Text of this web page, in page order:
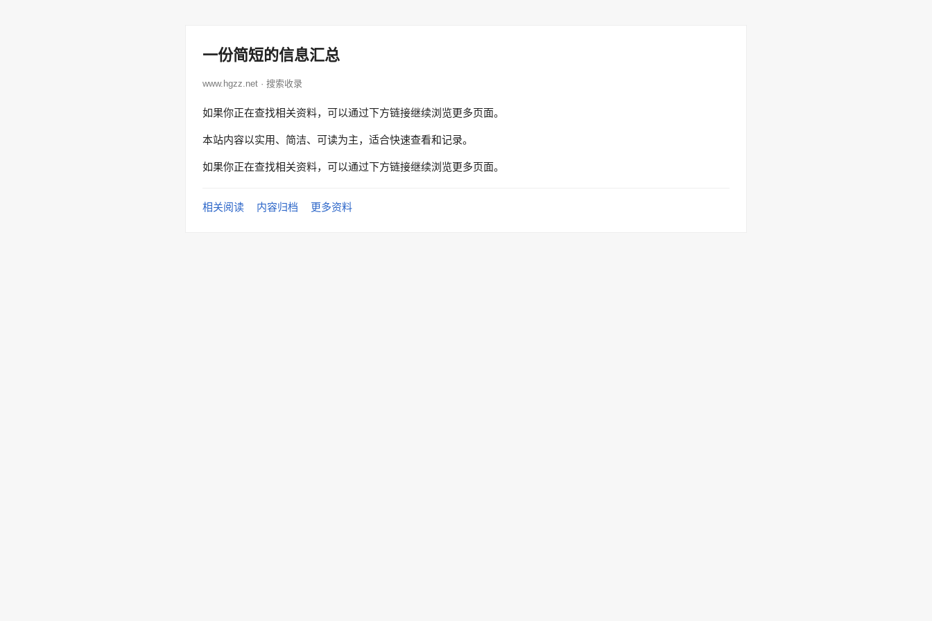
一份简短的信息汇总
www.hgzz.net · 搜索收录
如果你正在查找相关资料，可以通过下方链接继续浏览更多页面。
本站内容以实用、简洁、可读为主，适合快速查看和记录。
如果你正在查找相关资料，可以通过下方链接继续浏览更多页面。
相关阅读 内容归档 更多资料